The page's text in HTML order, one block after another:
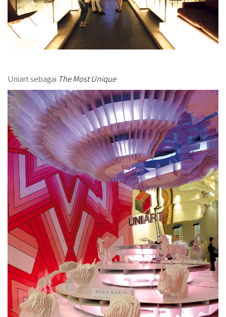
Uniart sebagai The Most Unique